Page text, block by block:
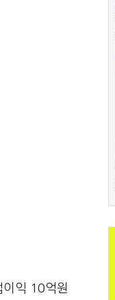
이익 10억원